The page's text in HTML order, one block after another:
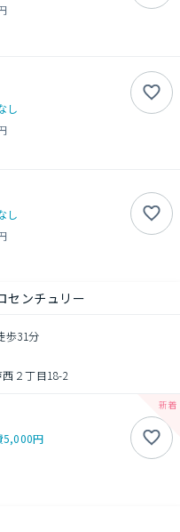
し
し
センチュリー
歩31分
２丁目18-2
5,000円